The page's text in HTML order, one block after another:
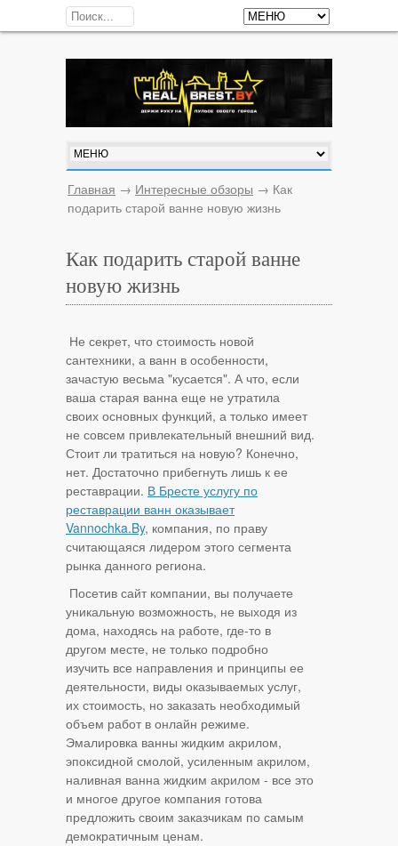
Главная → Интересные обзоры → Как
подарить старой ванне новую жизнь
Как подарить старой ванне
новую жизнь
Не секрет, что стоимость новой
сантехники, а ванн в особенности,
зачастую весьма "кусается". А что, если
ваша старая ванна еще не утратила
своих основных функций, а только имеет
не совсем привлекательный внешний вид.
Стоит ли тратиться на новую? Конечно,
нет. Достаточно прибегнуть лишь к ее
реставрации. В Бресте услугу по
реставрации ванн оказывает
Vannochka.By, компания, по праву
считающаяся лидером этого сегмента
рынка данного региона.
Посетив сайт компании, вы получаете
уникальную возможность, не выходя из
дома, находясь на работе, где-то в
другом месте, не только подробно
изучить все направления и принципы ее
деятельности, виды оказываемых услуг,
их стоимость, но заказать необходимый
объем работ в онлайн режиме.
Эмалировка ванны жидким акрилом,
эпоксидной смолой, усиленным акрилом,
наливная ванна жидким акрилом - все это
и многое другое компания готова
предложить своим заказчикам по самым
демократичным ценам.